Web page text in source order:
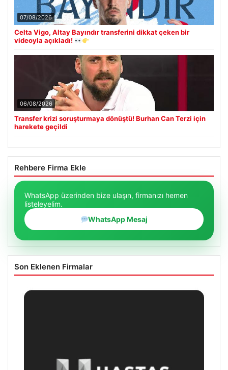
07/08/2026
Celta Vigo, Altay Bayındır transferini dikkat çeken bir
videoyla açıkladı!
06/08/2026
Transfer krizi soruşturmaya dönüştü! Burhan Can Terzi için
harekete geçildi
Rehbere Firma Ekle
WhatsApp üzerinden bize ulaşın, firmanızı hemen
listeleyelim.
WhatsApp Mesaj
Son Eklenen Firmalar